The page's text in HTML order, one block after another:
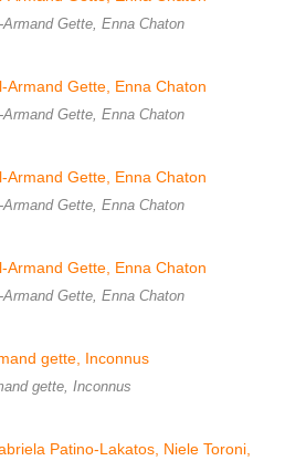
Gette, Enna Chaton
Gette, Enna Chaton
Gette, Enna Chaton
Gette, Enna Chaton
gette, Inconnus